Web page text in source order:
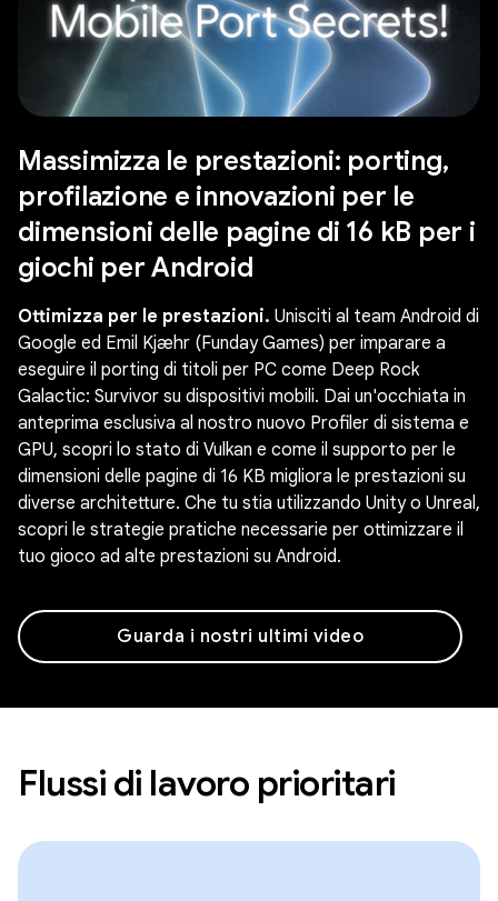
Massimizza le prestazioni: porting,
profilazione e innovazioni per le
dimensioni delle pagine di 16 kB per i
giochi per Android
Ottimizza per le prestazioni. Unisciti al team Android di
Google ed Emil Kjæhr (Funday Games) per imparare a
eseguire il porting di titoli per PC come Deep Rock
Galactic: Survivor su dispositivi mobili. Dai un'occhiata in
anteprima esclusiva al nostro nuovo Profiler di sistema e
GPU, scopri lo stato di Vulkan e come il supporto per le
dimensioni delle pagine di 16 KB migliora le prestazioni su
diverse architetture. Che tu stia utilizzando Unity o Unreal,
scopri le strategie pratiche necessarie per ottimizzare il
tuo gioco ad alte prestazioni su Android.
Guarda i nostri ultimi video
Flussi di lavoro prioritari